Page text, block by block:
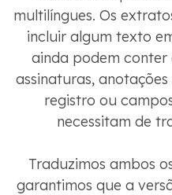
multilíngues. Os
incluir algum texto
ainda podem conter
assinaturas,
registro ou
necessitam de
Traduzimos ambos
garantimos que a